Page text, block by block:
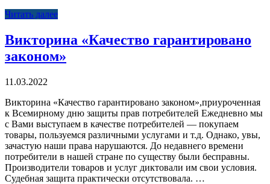
Читать далее
Викторина «Качество гарантировано
законом»
11.03.2022
Викторина «Качество гарантировано законом»,приуроченная
к Всемирному дню защиты прав потребителей Ежедневно мы
с Вами выступаем в качестве потребителей — покупаем
товары, пользуемся различными услугами и т.д. Однако, увы,
зачастую наши права нарушаются. До недавнего времени
потребители в нашей стране по существу были бесправны.
Производители товаров и услуг диктовали им свои условия.
Судебная защита практически отсутствовала. …